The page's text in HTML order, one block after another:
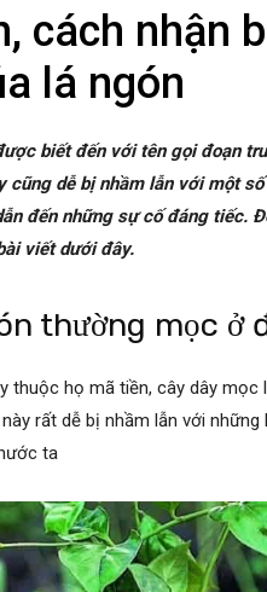
cách nhận
lá ngón
biết đến với tên gọi đoạn
cũng dễ bị nhầm lẫn với một
đến những sự cố đáng tiếc.
viết dưới đây.
thường mọc ở
thuộc họ mã tiền, cây dây
rất dễ bị nhầm lẫn với
ta